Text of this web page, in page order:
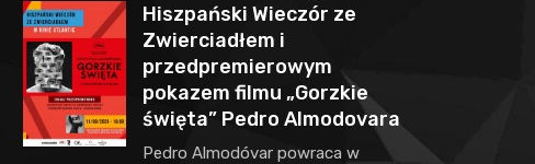
Hiszpański Wieczór ze
Zwierciadłem i
przedpremierowym
pokazem filmu „Gorzkie
święta” Pedro Almodovara
Pedro Almodóvar powraca w